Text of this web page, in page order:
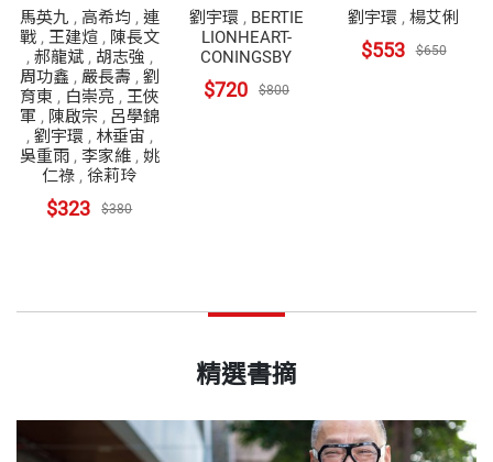
馬英九 , 高希均, 連
戰, 王建煊, 陳長文
, 郝龍斌, 胡志強 ,
周功鑫 , 嚴長壽 , 劉
育東 , 白崇亮 , 王俠
軍 , 陳啟宗 , 呂學錦
, 劉宇環 , 林垂宙 ,
吳重雨, 李家維, 姚
仁祿 ,徐莉玲
$323 $380
Journey of Peter
Liu
劉宇環 , BERTIE
LIONHEART-
CONINGSBY
$720 $800
越人生
劉宇環 ,楊艾俐
$553 $650
精選書摘